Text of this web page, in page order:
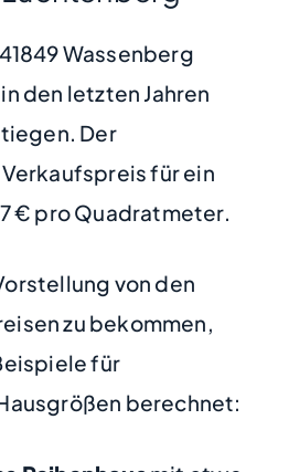
Wassenberg
den letzten Jahren
Der
für ein
€ pro Quadratmeter.
von den
zu bekommen,
für
berechnet: